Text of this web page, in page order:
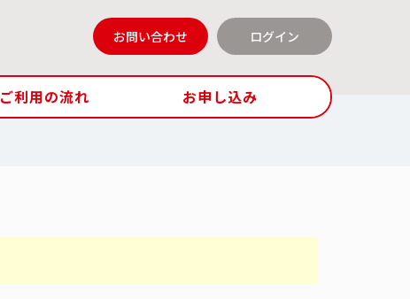
お問い合わせ ログイン
ご利用の流れ お申し込み